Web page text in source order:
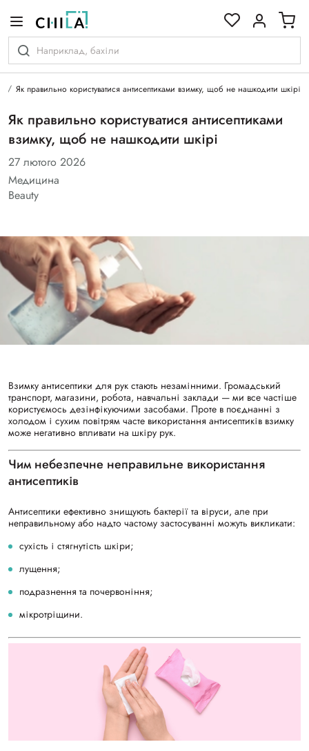
Як правильно користуватися антисептиками взимку, щоб не нашкодити шкірі
Як правильно користуватися антисептиками
взимку, щоб не нашкодити шкірі
27 лютого 2026
Медицина
Beauty
Взимку антисептики для рук стають незамінними. Громадський
транспорт, магазини, робота, навчальні заклади — ми все частіше
користуємось дезінфікуючими засобами. Проте в поєднанні з
холодом і сухим повітрям часте використання антисептиків взимку
може негативно впливати на шкіру рук.
Чим небезпечне неправильне використання
антисептиків
Антисептики ефективно знищують бактерії та віруси, але при
неправильному або надто частому застосуванні можуть викликати:
сухість і стягнутість шкіри;
лущення;
подразнення та почервоніння;
мікротріщини.
гамі